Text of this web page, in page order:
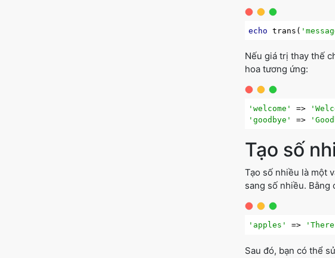
echo trans(
Nếu giá trị thay thế
hoa tương ứng:
'welcome' =>
'goodbye'
=>
Tạo số
Tạo số nhiều là một
sang số nhiều. Bằng
'apples' =>
Sau đó, bạn có thể